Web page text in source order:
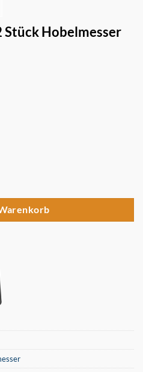
Hobelmesser
Hohe Qualität Menge